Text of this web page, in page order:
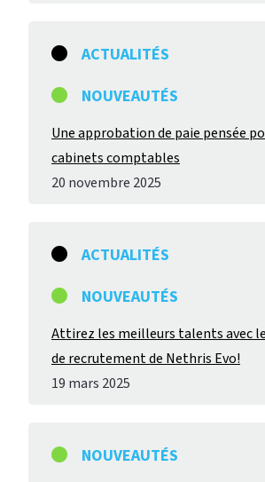
ACTUALITÉS
NOUVEAUTÉS
Une approbation de paie pensée
cabinets comptables
20 novembre 2025
ACTUALITÉS
NOUVEAUTÉS
Attirez les meilleurs talents avec
de recrutement de Nethris Evo!
19 mars 2025
NOUVEAUTÉS